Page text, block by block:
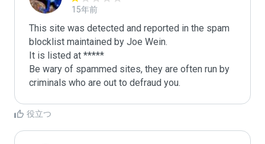
15年前
This site was detected and reported in the spam
blocklist maintained by Joe Wein.
It is listed at *****
Be wary of spammed sites, they are often run by
criminals who are out to defraud you.
役立つ